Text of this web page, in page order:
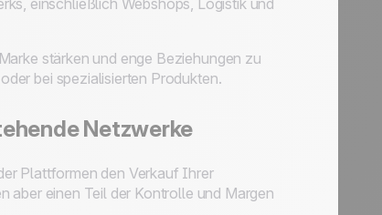
einschließlich Webshops, Logistik und
stärken und enge Beziehungen zu
bei spezialisierten Produkten.
Netzwerke
Plattformen den Verkauf Ihrer
aber einen Teil der Kontrolle und Margen